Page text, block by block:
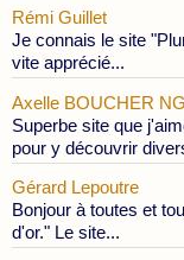
Rémi Guillet
Je connais le site
vite apprécié...
Axelle BOUCHER
Superbe site que
pour y découvrir
Gérard Lepoutre
Bonjour à toutes et
d'or." Le site...